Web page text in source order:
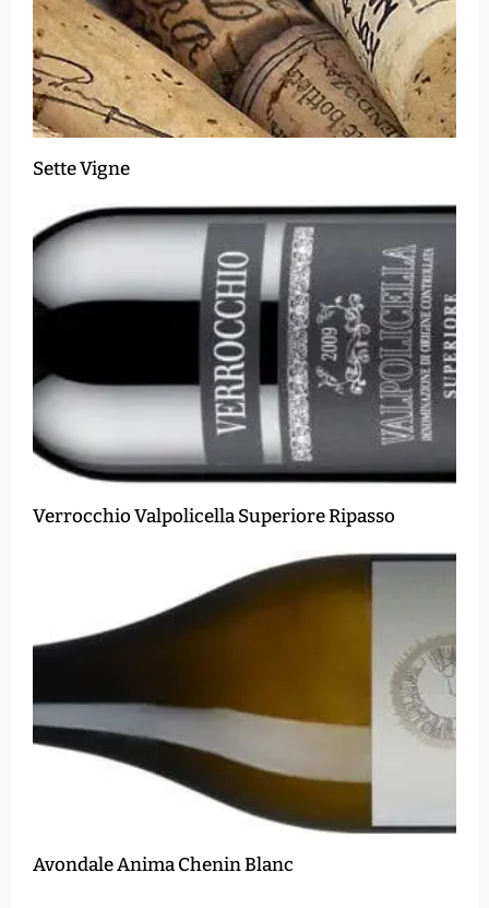
Sette Vigne
Verrocchio Valpolicella Superiore Ripasso
Avondale Anima Chenin Blanc